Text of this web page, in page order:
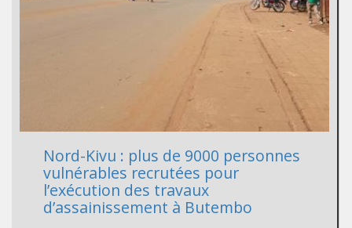
Nord-Kivu : plus de 9000 personnes
vulnérables recrutées pour
l’exécution des travaux
d’assainissement à Butembo